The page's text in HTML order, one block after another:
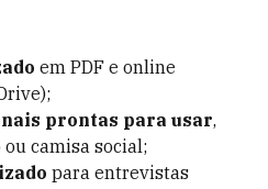
em PDF e online
prontas para usar,
camisa social;
para entrevistas